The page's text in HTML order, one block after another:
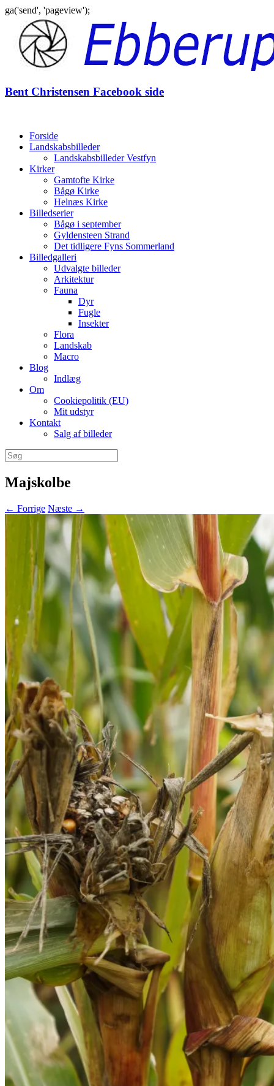
ga('send', 'pageview');
indhold
Bent Christensen Facebook side
Forside
Landskabsbilleder
Landskabsbilleder Vestfyn
Kirker
Gamtofte Kirke
Bågø Kirke
Helnæs Kirke
Billedserier
Bågø i september
Gyldensteen Strand
Det tidligere Fyns Sommerland
Billedgalleri
Udvalgte billeder
Arkitektur
Fauna
Dyr
Fugle
Insekter
Flora
Landskab
Macro
Blog
Indlæg
Om
Cookiepolitik (EU)
Mit udstyr
Kontakt
Salg af billeder
Søg
efter:
Majskolbe
← Forrige Næste →